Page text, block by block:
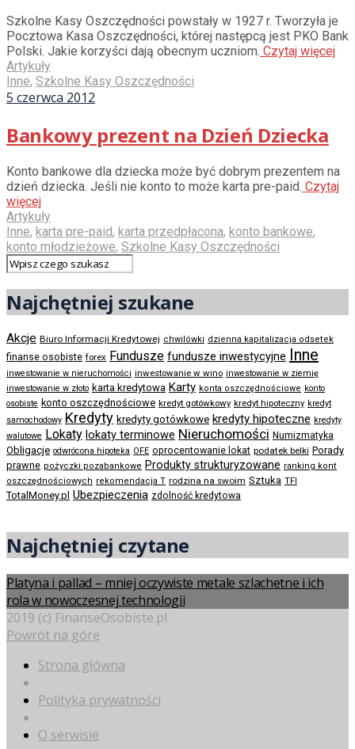
Szkolne Kasy Oszczędności powstały w 1927 r. Tworzyła je
Pocztowa Kasa Oszczędności, której następcą jest PKO Bank
Polski. Jakie korzyści dają obecnym uczniom. Czytaj więcej
Artykuły
Inne, Szkolne Kasy Oszczędności
5 czerwca 2012
Bankowy prezent na Dzień Dziecka
Konto bankowe dla dziecka może być dobrym prezentem na
dzień dziecka. Jeśli nie konto to może karta pre-paid. Czytaj
więcej
Artykuły
Inne, karta pre-paid, karta przedpłacona, konto bankowe,
konto młodzieżowe, Szkolne Kasy Oszczędności
Najchętniej szukane
Akcje Biuro Informacji Kredytowej chwilówki dzienna kapitalizacja odsetek
finanse osobiste forex Fundusze fundusze inwestycyjne Inne
inwestowanie w nieruchomości inwestowanie w wino inwestowanie w ziemię
inwestowanie w złoto karta kredytowa Karty konta oszczędnościowe konto
osobiste konto oszczędnościowe kredyt gotówkowy kredyt hipoteczny kredyt
samochodowy Kredyty kredyty gotówkowe kredyty hipoteczne kredyty
walutowe
Lokaty lokaty terminowe Nieruchomości Numizmatyka
Obligacje odwrócona hipoteka OFE oprocentowanie lokat podatek belki Porady
prawne pożyczki pozabankowe Produkty strukturyzowane ranking kont
oszczędnościowych rekomendacja T rodzina na swoim Sztuka TFI
TotalMoney.pl Ubezpieczenia zdolność kredytowa
Najchętniej czytane
Platyna i pallad – mniej oczywiste metale szlachetne i ich
rola w nowoczesnej technologii
2019 (c) FinanseOsobiste.pl
Powrót na górę
Strona główna
Polityka prywatności
O serwisie